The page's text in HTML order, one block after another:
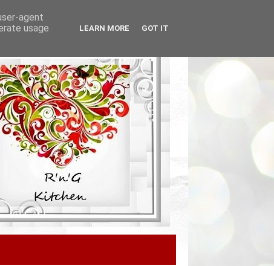
agent
usage
LEARN MORE GOT IT